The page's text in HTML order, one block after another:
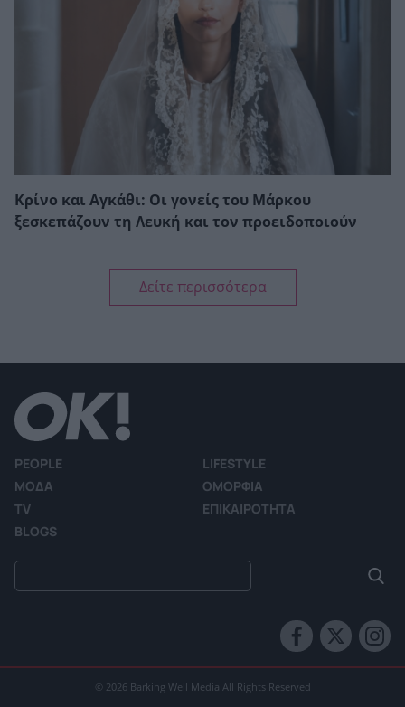
Κρίνο και Αγκάθι: Οι γονείς του Μάρκου
ξεσκεπάζουν τη Λευκή και τον προειδοποιούν
Δείτε περισσότερα
PEOPLE
LIFESTYLE
ΜΟΔΑ
ΟΜΟΡΦΙΑ
TV
ΕΠΙΚΑΙΡΟΤΗΤΑ
BLOGS
© 2026 Barking Well Media All Rights Reserved